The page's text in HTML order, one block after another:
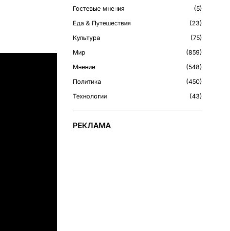
Гостевые мнения
5
Еда & Путешествия
23
Культура
75
Мир
859
Мнение
548
Политика
450
Технологии
43
РЕКЛАМА